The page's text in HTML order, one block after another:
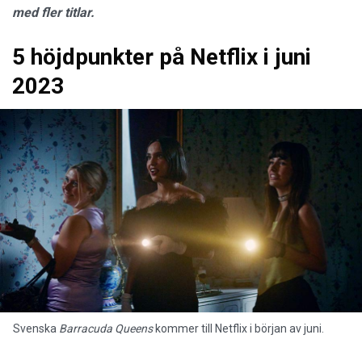
med fler titlar.
5 höjdpunkter på Netflix i juni
2023
Svenska Barracuda Queenskommer till Netflix i början av juni.